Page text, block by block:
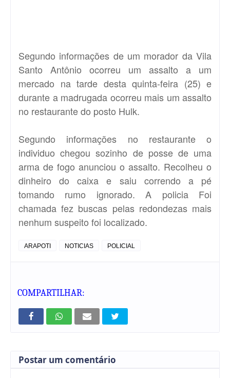
Segundo informações de um morador da Vila
Santo Antônio ocorreu um assalto a um
mercado na tarde desta quinta-feira (25) e
durante a madrugada ocorreu mais um assalto
no restaurante do posto Hulk.
Segundo informações no restaurante o
individuo chegou sozinho de posse de uma
arma de fogo anunciou o assalto. Recolheu o
dinheiro do caixa e saiu correndo a pé
tomando rumo ignorado. A policia Foi
chamada fez buscas pelas redondezas mais
nenhum suspeito foi localizado.
ARAPOTI NOTICIAS POLICIAL
COMPARTILHAR:
Postar um comentário